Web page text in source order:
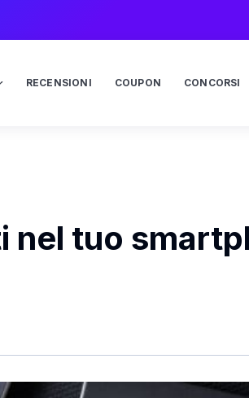
RECENSIONI COUPON CONCORSI
nel tuo